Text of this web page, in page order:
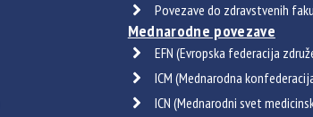
Povezave do zdravstvenih
Mednarodne povezave
EFN (Evropska federacija
ICM (Mednarodna
ICN (Mednarodni svet